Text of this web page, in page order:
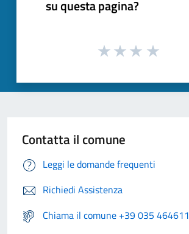
su questa pagina?
Contatta il comune
Leggi le domande frequenti
Richiedi Assistenza
Chiama il comune +39 035 464611